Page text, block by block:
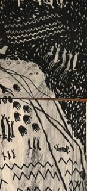
1297 del 30
jurídica: